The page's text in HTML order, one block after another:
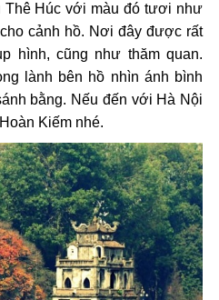
Thê Húc với màu đó tươi như
cảnh hồ. Nơi đây được rất
hình, cũng như thăm quan.
lành bên hồ nhìn ánh bình
bằng. Nếu đến với Hà Nội
Kiếm nhé.